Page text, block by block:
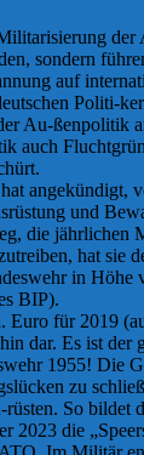
der
sondern
auf
Politi-
Au-ßenpolitik
auch
angekündigt,
und
die jährlichen
hat sie
in Höhe
BIP).
Euro für 2019
dar. Es ist der
1955! Die
zu
rüsten. So bildet
2023 die